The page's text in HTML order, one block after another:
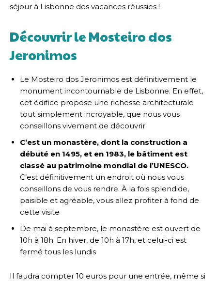
séjour à Lisbonne des vacances réussies !
Découvrir le Mosteiro dos
Jeronimos
Le Mosteiro dos Jeronimos est définitivement le
monument incontournable de Lisbonne. En effet,
cet édifice propose une richesse architecturale
tout simplement incroyable, que nous vous
conseillons vivement de découvrir
C’est un monastère, dont la construction a
débuté en 1495, et en 1983, le bâtiment est
classé au patrimoine mondial de l’UNESCO.
C’est définitivement un endroit où nous vous
conseillons de vous rendre. À la fois splendide,
paisible et agréable, vous allez profiter à fond de
cette visite
De mai à septembre, le monastère est ouvert de
10h à 18h. En hiver, de 10h à 17h, et celui-ci est
fermé tous les lundis
Il faudra compter 10 euros pour une entrée, même si